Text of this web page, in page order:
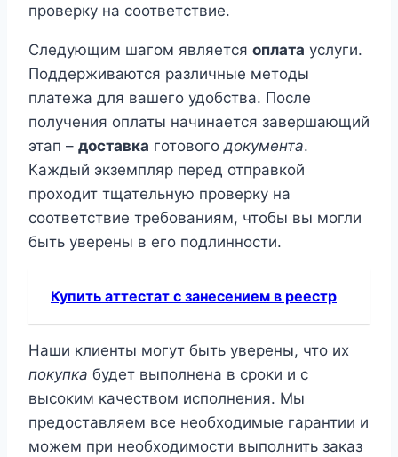
проверку на соответствие.
Следующим шагом является оплата услуги.
Поддерживаются различные методы
платежа для вашего удобства. После
получения оплаты начинается завершающий
этап – доставка готовогодокумента.
Каждый экземпляр перед отправкой
проходит тщательную проверку на
соответствие требованиям, чтобы вы могли
быть уверены в его подлинности.
Купить аттестат с занесением в реестр
Наши клиенты могут быть уверены, что их
покупка будет выполнена в сроки и с
высоким качеством исполнения. Мы
предоставляем все необходимые гарантии и
можем при необходимости выполнить заказ